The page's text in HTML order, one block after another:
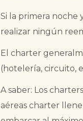
Si la primera noche
realizar ningún
El charter
(hotelería, circuito,
A saber: Los
aéreas charter